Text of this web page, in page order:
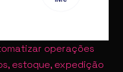
operações
estoque, expedição